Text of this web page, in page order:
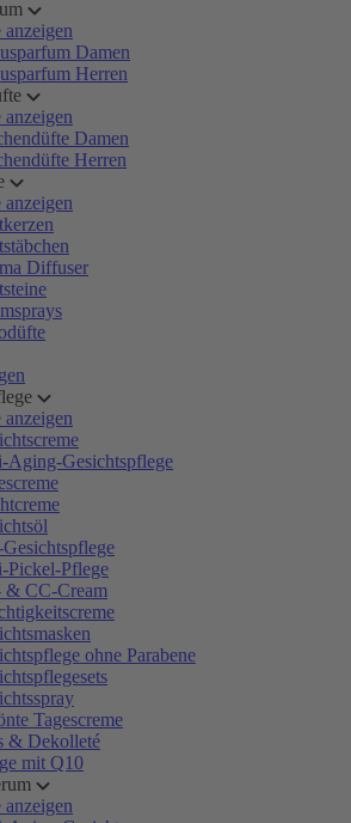
Damen
Herren
Damen
Herren
Diffuser
Aging-Gesichtspflege
Gesichtspflege
Pickel-Pflege
& CC-Cream
ohne Parabene
Tagescreme
& Dekolleté
mit Q10